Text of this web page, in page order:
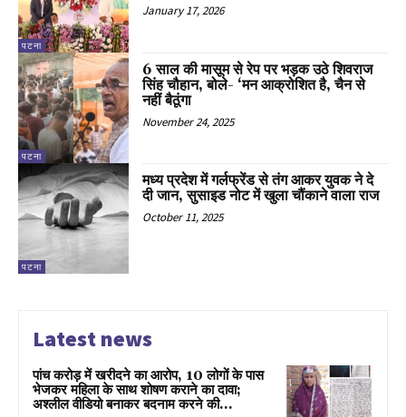
पटना
January 17, 2026
पटना
6 साल की मासूम से रेप पर भड़क उठे शिवराज
सिंह चौहान, बोले- ‘मन आक्रोशित है, चैन से
नहीं बैठूंगा
November 24, 2025
पटना
मध्य प्रदेश में गर्लफ्रेंड से तंग आकर युवक ने दे
दी जान, सुसाइड नोट में खुला चौंकाने वाला राज
October 11, 2025
Latest news
पांच करोड़ में खरीदने का आरोप, 10 लोगों के पास
भेजकर महिला के साथ शोषण कराने का दावा;
अश्लील वीडियो बनाकर बदनाम करने की...